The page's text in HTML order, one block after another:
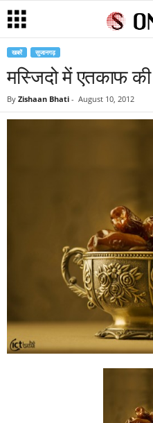
खबरें सुजानगढ़
मस्जिदो में एतकाफ
By Zishaan Bhati - August 10, 2012